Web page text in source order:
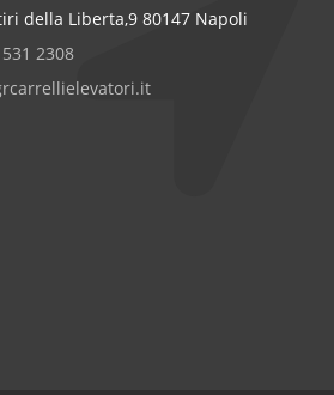
della Liberta,9 80147 Napoli
2308